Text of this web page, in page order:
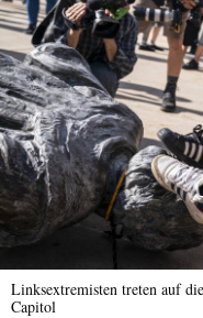
Linksextremisten treten auf
Capitol